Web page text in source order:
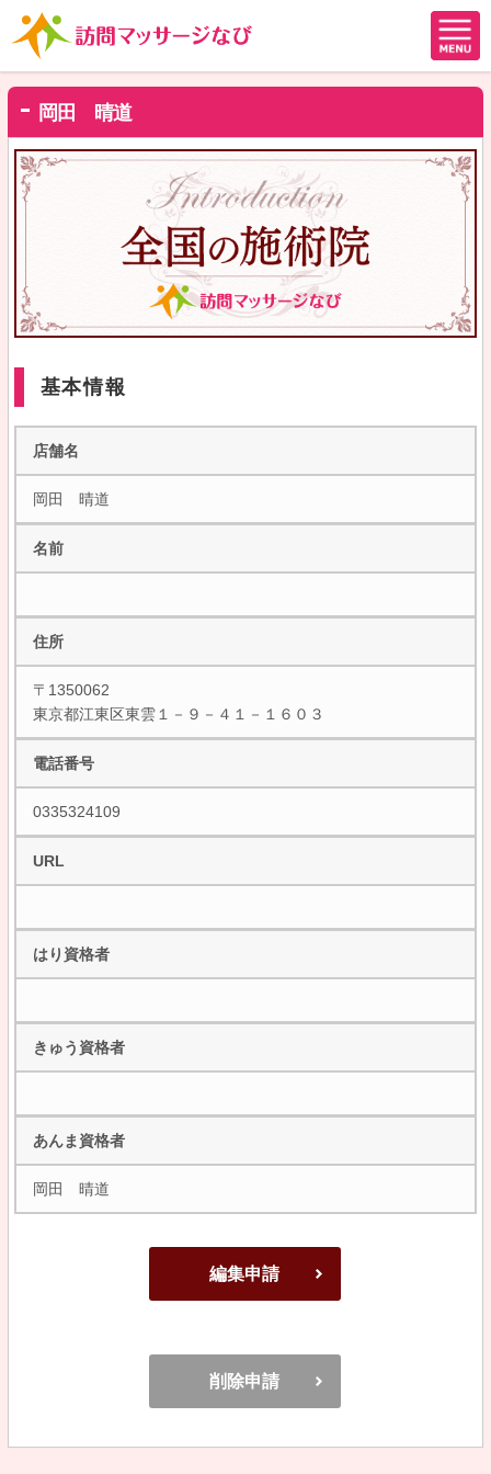
岡田 晴道
基本情報
店舗名
岡田 晴道
名前
住所
〒1350062
東京都江東区東雲１－９－４１－１６０３
電話番号
0335324109
URL
はり資格者
きゅう資格者
あんま資格者
岡田 晴道
編集申請
削除申請